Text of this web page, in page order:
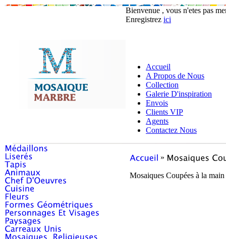
Bienvenue , vous n'etes pas
Enregistrez ici
Accueil
A Propos de Nous
Collection
Galerie D'inspiration
Envois
Clients VIP
Agents
Contactez Nous
»
Mosaiques Coupées à la main